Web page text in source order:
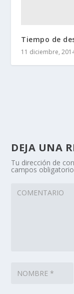
Tiempo de
11 diciembre,
DEJA UNA
Tu dirección de
campos